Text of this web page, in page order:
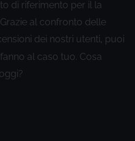
di riferimento per il la
al confronto delle
dei nostri utenti, puoi
al caso tuo. Cosa